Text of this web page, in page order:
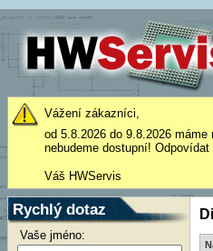
Vážení zákazníci,
od 5.8.2026 do 9.8.2026
nebudeme dostupní!
Váš HWServis
Rychlý dotaz
Vaše jméno: